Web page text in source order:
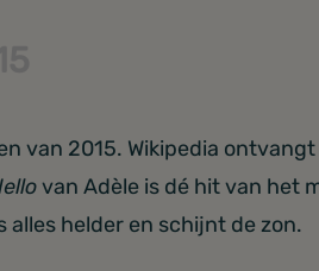
van 2015. Wikipedia
van Adèle is dé hit van het
alles helder en schijnt de zon.